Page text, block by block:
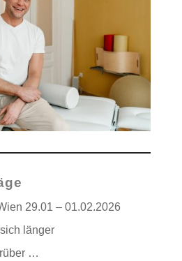
29.01 – 01.02.2026
länger
…